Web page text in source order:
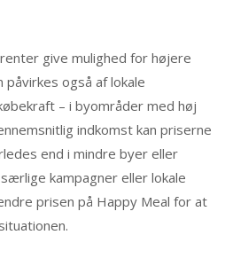
give mulighed for højere
påvirkes også af lokale
– i byområder med høj
indkomst kan priserne
end i mindre byer eller
kampagner eller lokale
prisen på Happy Meal for at